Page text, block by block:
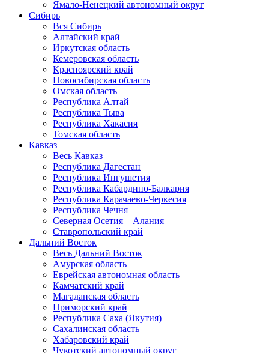
Ямало-Ненецкий автономный округ
Сибирь
Вся Сибирь
Алтайский край
Иркутская область
Кемеровская область
Красноярский край
Новосибирская область
Омская область
Республика Алтай
Республика Тыва
Республика Хакасия
Томская область
Кавказ
Весь Кавказ
Республика Дагестан
Республика Ингушетия
Республика Кабардино-Балкария
Республика Карачаево-Черкесия
Республика Чечня
Северная Осетия – Алания
Ставропольский край
Дальний Восток
Весь Дальний Восток
Амурская область
Еврейская автономная область
Камчатский край
Магаданская область
Приморский край
Республика Саха (Якутия)
Сахалинская область
Хабаровский край
Чукотский автономный округ